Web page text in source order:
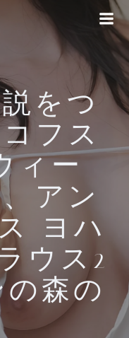
をつ
フス
ィー
アン
ヨハ
ウス2
森の